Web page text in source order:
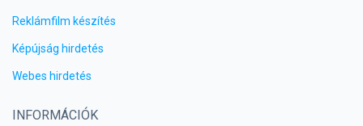
Reklámfilm készítés
Képújság hirdetés
Webes hirdetés
INFORMÁCIÓK